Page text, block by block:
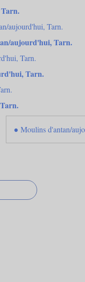
aujourd'hui, Tarn.
Tarn.